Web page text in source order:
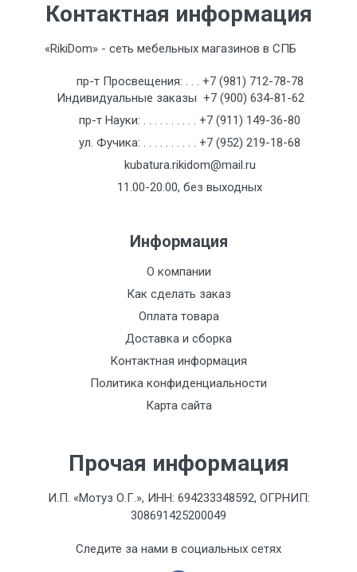
Отзыв о товаре
Контактная информация
«RikiDom» - сеть мебельных магазинов в СПБ
пр-т Просвещения: . . . +7 (981) 712-78-78
Индивидуальные заказы +7 (900) 634-81-62
пр-т Науки: . . . . . . . . . . +7 (911) 149-36-80
ул. Фучика: . . . . . . . . . . +7 (952) 219-18-68
kubatura.rikidom@mail.ru
11.00-20.00, без выходных
Информация
О компании
Как сделать заказ
Оплата товара
Доставка и сборка
Контактная информация
Политика конфиденциальности
Карта сайта
Прочая информация
И.П. «Мотуз О.Г.», ИНН: 694233348592, ОГРНИП:
308691425200049
Следите за нами в социальных сетях